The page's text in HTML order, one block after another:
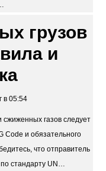
грузов
и
в 05:54
сжиженных газов следует
Code и обязательного
что отправитель
стандарту UN…